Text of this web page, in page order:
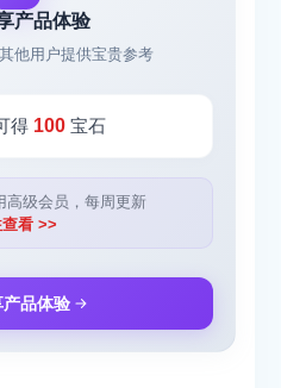
产品体验
他用户提供宝贵参考
得 100宝石
高级会员，每周更新
看 >>
品体验